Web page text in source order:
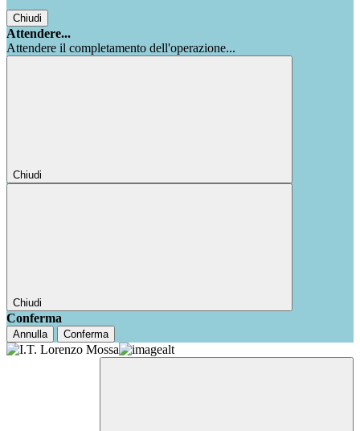
Chiudi
Attendere...
Attendere il completamento dell'operazione...
Chiudi
Chiudi
Conferma
Annulla Conferma